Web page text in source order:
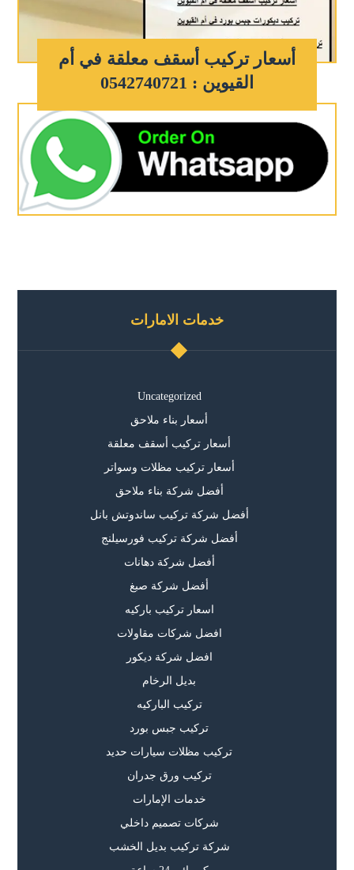
أسعار تركيب أسقف معلقة في أم
القيوين : 0542740721
خدمات الامارات
Uncategorized
أسعار بناء ملاحق
أسعار تركيب أسقف معلقة
أسعار تركيب مظلات وسواتر
أفضل شركة بناء ملاحق
أفضل شركة تركيب ساندوتش بانل
أفضل شركة تركيب فورسيلنج
أفضل شركة دهانات
أفضل شركة صبغ
اسعار تركيب باركيه
افضل شركات مقاولات
افضل شركة ديكور
بديل الرخام
تركيب الباركيه
تركيب جبس بورد
تركيب مظلات سيارات حديد
تركيب ورق جدران
خدمات الإمارات
شركات تصميم داخلي
شركة تركيب بديل الخشب